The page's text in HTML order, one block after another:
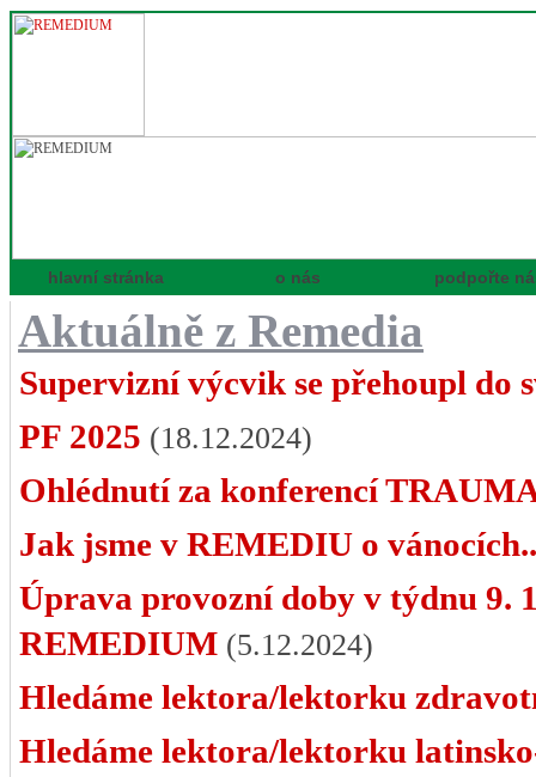
hlavní stránka o nás podpořte
Aktuálně z Remedia
Supervizní výcvik se přehoupl do
PF 2025 (18.12.2024)
Ohlédnutí za konferencí
Jak jsme v REMEDIU o
Úprava provozní doby v týdnu 9.
REMEDIUM (5.12.2024)
Hledáme lektora/lektorku
Hledáme lektora/lektorku